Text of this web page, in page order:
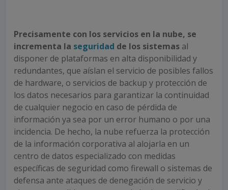
Precisamente con los servicios en la nube, se
incrementa la seguridad de los sistemas al
disponer de plataformas en alta disponibilidad y
redundantes, que aíslan el servicio de posibles fallos
de hardware, o servicios de backup y protección de
los datos necesarios para garantizar la continuidad
de cualquier negocio en caso de pérdida de
información ya sea por un error humano o por una
incidencia. De hecho, la nube refuerza la protección
de la información corporativa al alojarla en un
centro de datos especializado con medidas
específicas de seguridad como firewall o sistemas de
defensa ante ataques de denegación de servicio y